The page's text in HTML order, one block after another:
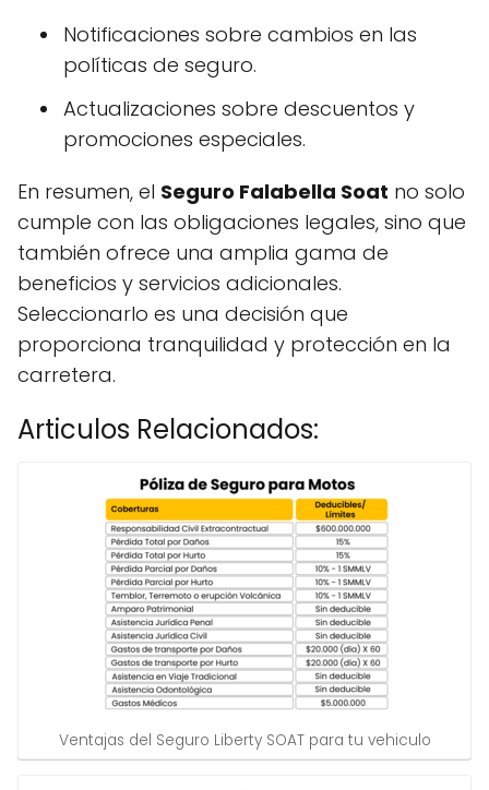
Notificaciones sobre cambios en las
políticas de seguro.
Actualizaciones sobre descuentos y
promociones especiales.
En resumen, el Seguro Falabella Soat no solo
cumple con las obligaciones legales, sino que
también ofrece una amplia gama de
beneficios y servicios adicionales.
Seleccionarlo es una decisión que
proporciona tranquilidad y protección en la
carretera.
Articulos Relacionados:
Ventajas del Seguro Liberty SOAT para tu vehiculo